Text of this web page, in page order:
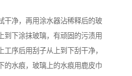
干净，再用涂水器沾稀释后的玻
到下涂抹玻璃，有顽固的污渍用
工序后用刮子从上到下刮干净，
的水痕，玻璃上的水痕用鹿皮巾